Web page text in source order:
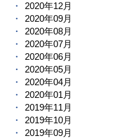
2020年12月
2020年09月
2020年08月
2020年07月
2020年06月
2020年05月
2020年04月
2020年01月
2019年11月
2019年10月
2019年09月